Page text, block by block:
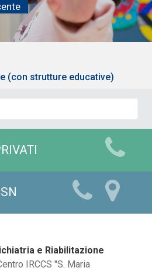
(con strutture educative)
e Riabilitazione
IRCCS "S. Maria